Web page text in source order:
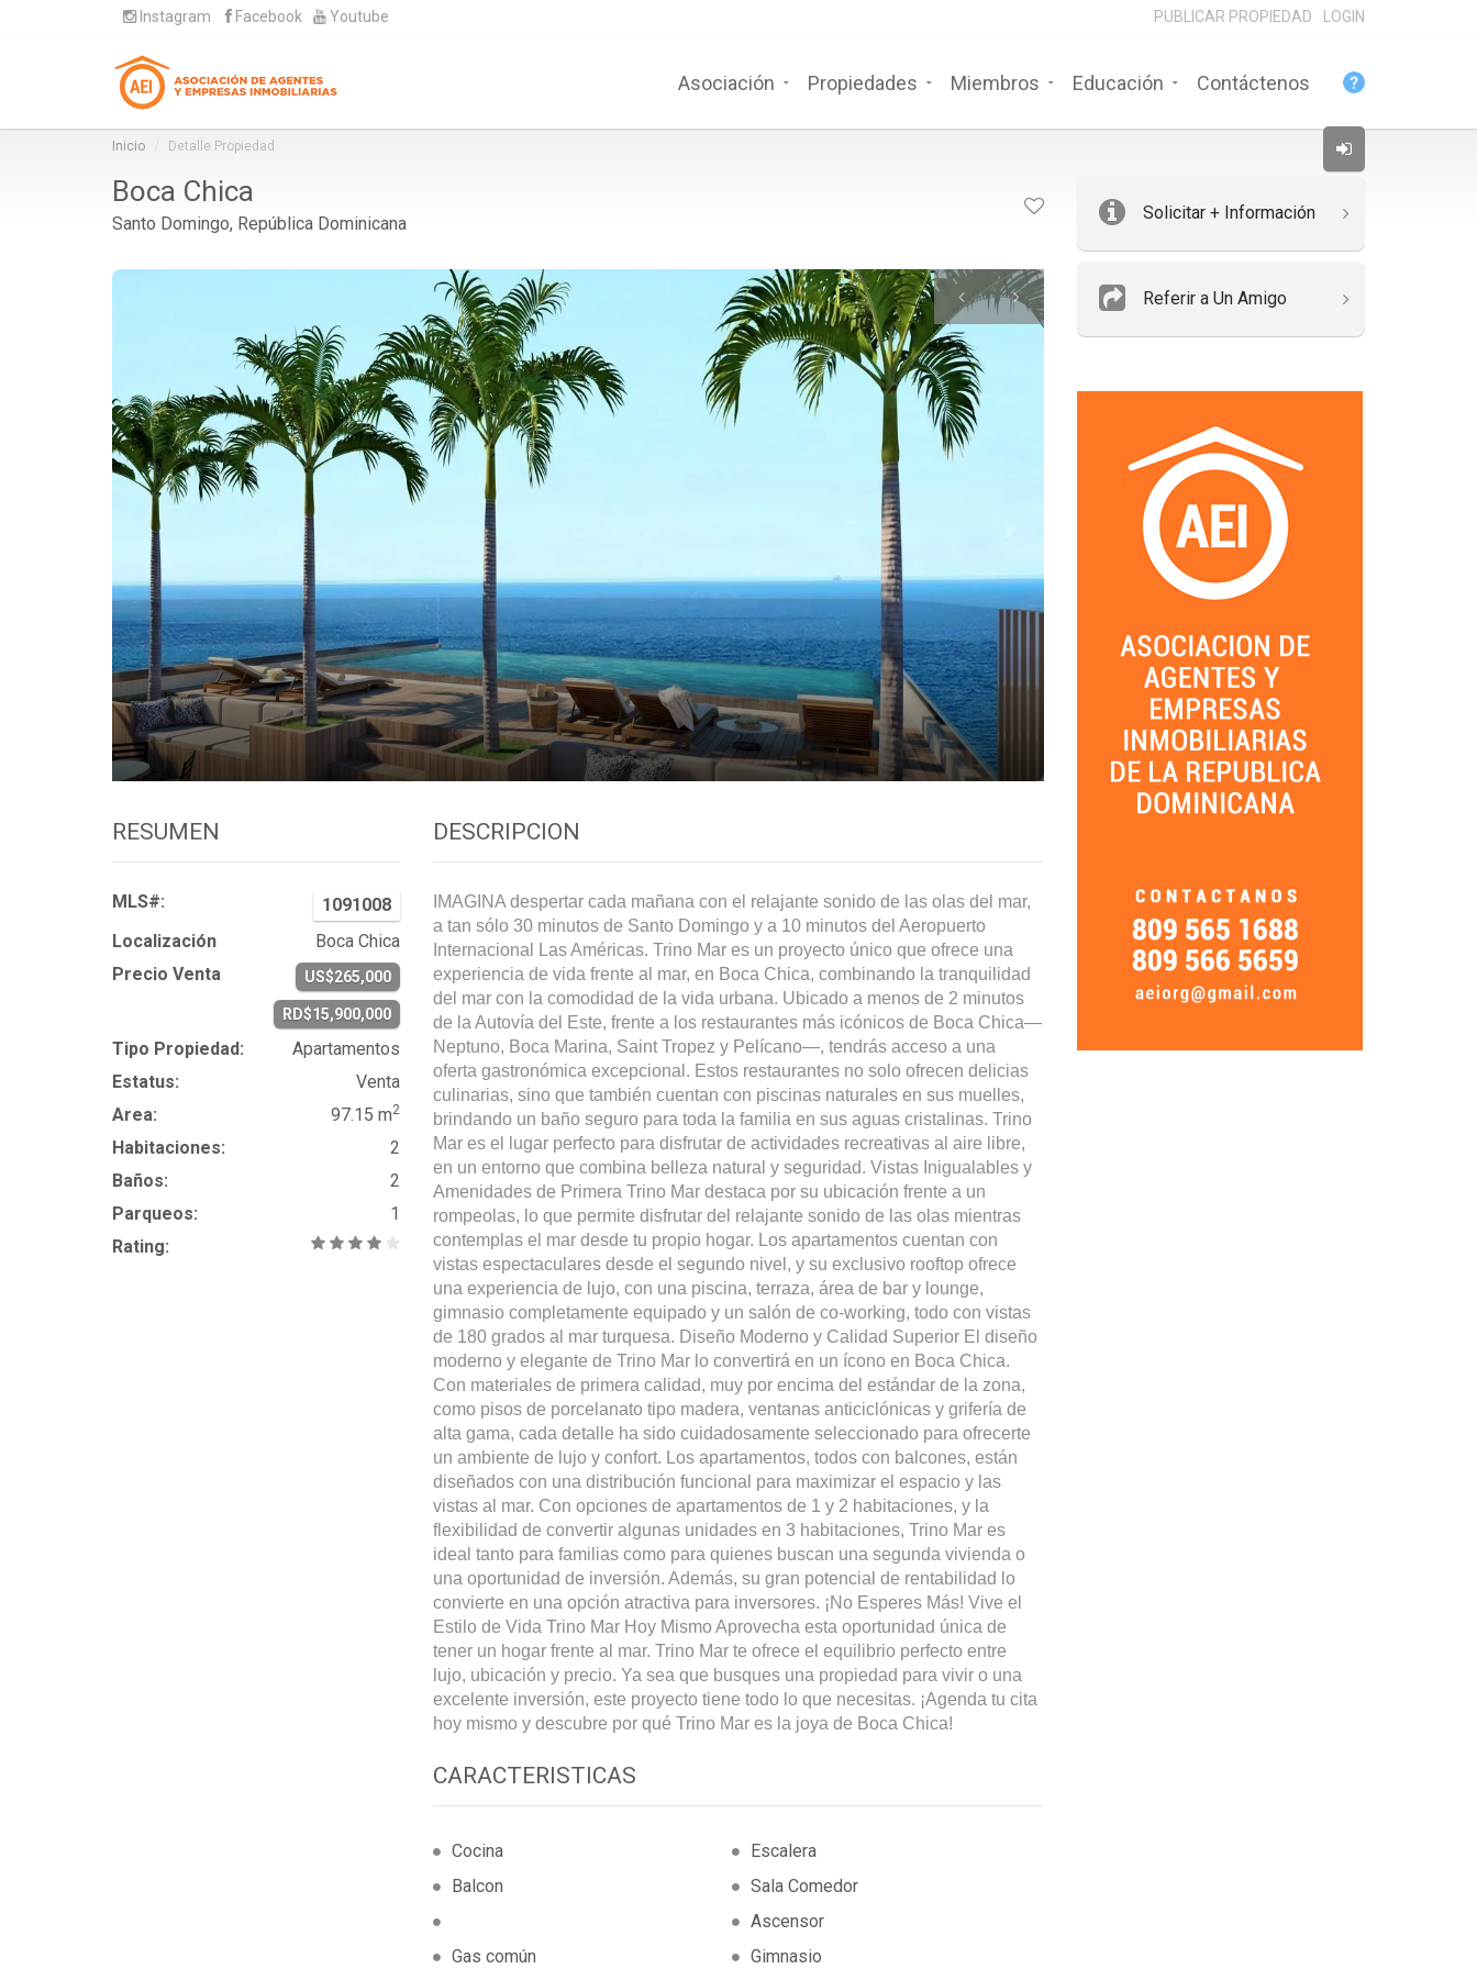
Instagram Facebook Youtube PUBLICAR PROPIEDAD LOGIN
Asociación Propiedades Miembros Educación Contáctenos
Inicio Detalle Propiedad
Boca Chica
Santo Domingo, República Dominicana
RESUMEN
MLS#:
1091008
Localización
Boca Chica
Precio Venta
US$265,000
RD$15,900,000
Tipo Propiedad:
Apartamentos
Estatus:
Venta
Area:
97.15 m2
Habitaciones:
2
Baños:
2
Parqueos:
1
Rating:
DESCRIPCION
IMAGINA despertar cada mañana con el relajante sonido de las olas del mar,
a tan sólo 30 minutos de Santo Domingo y a 10 minutos del Aeropuerto
Internacional Las Américas. Trino Mar es un proyecto único que ofrece una
experiencia de vida frente al mar, en Boca Chica, combinando la tranquilidad
del mar con la comodidad de la vida urbana. Ubicado a menos de 2 minutos
de la Autovía del Este, frente a los restaurantes más icónicos de Boca Chica—
Neptuno, Boca Marina, Saint Tropez y Pelícano—, tendrás acceso a una
oferta gastronómica excepcional. Estos restaurantes no solo ofrecen delicias
culinarias, sino que también cuentan con piscinas naturales en sus muelles,
brindando un baño seguro para toda la familia en sus aguas cristalinas. Trino
Mar es el lugar perfecto para disfrutar de actividades recreativas al aire libre,
en un entorno que combina belleza natural y seguridad. Vistas Inigualables y
Amenidades de Primera Trino Mar destaca por su ubicación frente a un
rompeolas, lo que permite disfrutar del relajante sonido de las olas mientras
contemplas el mar desde tu propio hogar. Los apartamentos cuentan con
vistas espectaculares desde el segundo nivel, y su exclusivo rooftop ofrece
una experiencia de lujo, con una piscina, terraza, área de bar y lounge,
gimnasio completamente equipado y un salón de co-working, todo con vistas
de 180 grados al mar turquesa. Diseño Moderno y Calidad Superior El diseño
moderno y elegante de Trino Mar lo convertirá en un ícono en Boca Chica.
Con materiales de primera calidad, muy por encima del estándar de la zona,
como pisos de porcelanato tipo madera, ventanas anticiclónicas y grifería de
alta gama, cada detalle ha sido cuidadosamente seleccionado para ofrecerte
un ambiente de lujo y confort. Los apartamentos, todos con balcones, están
diseñados con una distribución funcional para maximizar el espacio y las
vistas al mar. Con opciones de apartamentos de 1 y 2 habitaciones, y la
flexibilidad de convertir algunas unidades en 3 habitaciones, Trino Mar es
ideal tanto para familias como para quienes buscan una segunda vivienda o
una oportunidad de inversión. Además, su gran potencial de rentabilidad lo
convierte en una opción atractiva para inversores. ¡No Esperes Más! Vive el
Estilo de Vida Trino Mar Hoy Mismo Aprovecha esta oportunidad única de
tener un hogar frente al mar. Trino Mar te ofrece el equilibrio perfecto entre
lujo, ubicación y precio. Ya sea que busques una propiedad para vivir o una
excelente inversión, este proyecto tiene todo lo que necesitas. ¡Agenda tu cita
hoy mismo y descubre por qué Trino Mar es la joya de Boca Chica!
CARACTERISTICAS
Cocina
Escalera
Balcon
Sala Comedor
Ascensor
Gas común
Gimnasio
Solicitar + Información
Referir a Un Amigo